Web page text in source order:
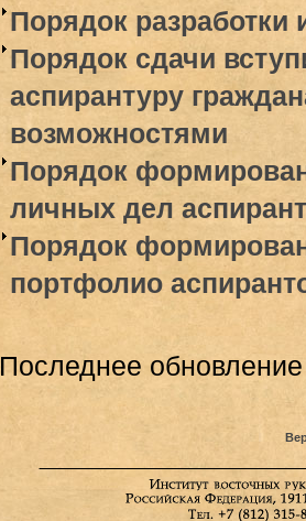
Порядок
Порядок сдачи
аспирантуру
возможностями
Порядок
личных дел
Порядок
портфолио
Последнее